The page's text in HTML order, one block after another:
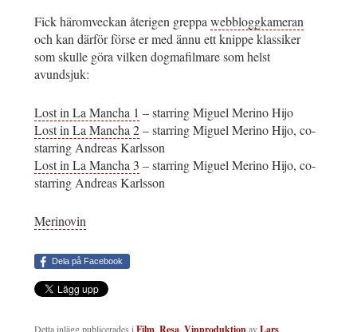
Fick häromveckan återigen greppawebbloggkameran
och kan därför förse er med ännu ett knippe klassiker
som skulle göra vilken dogmafilmare som helst
avundsjuk:
Lost in La Mancha 1 – starring Miguel Merino Hijo
Lost in La Mancha 2– starring Miguel Merino Hijo, co-
starring Andreas Karlsson
Lost in La Mancha 3 – starring Miguel Merino Hijo, co-
starring Andreas Karlsson
Merinovin
Dela på Facebook
Detta inlägg publicerades i , , av